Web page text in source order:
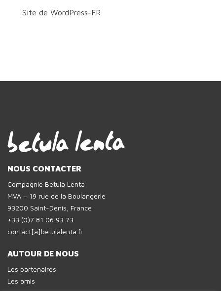
Site de WordPress-FR
NOUS CONTACTER
Compagnie Betula Lenta
MVA – 19 rue de la Boulangerie
93200 Saint-Denis, France
+33 (0)7 81 06 93 73
contact[a]betulalenta.fr
AUTOUR DE NOUS
Les partenaires
Les amis